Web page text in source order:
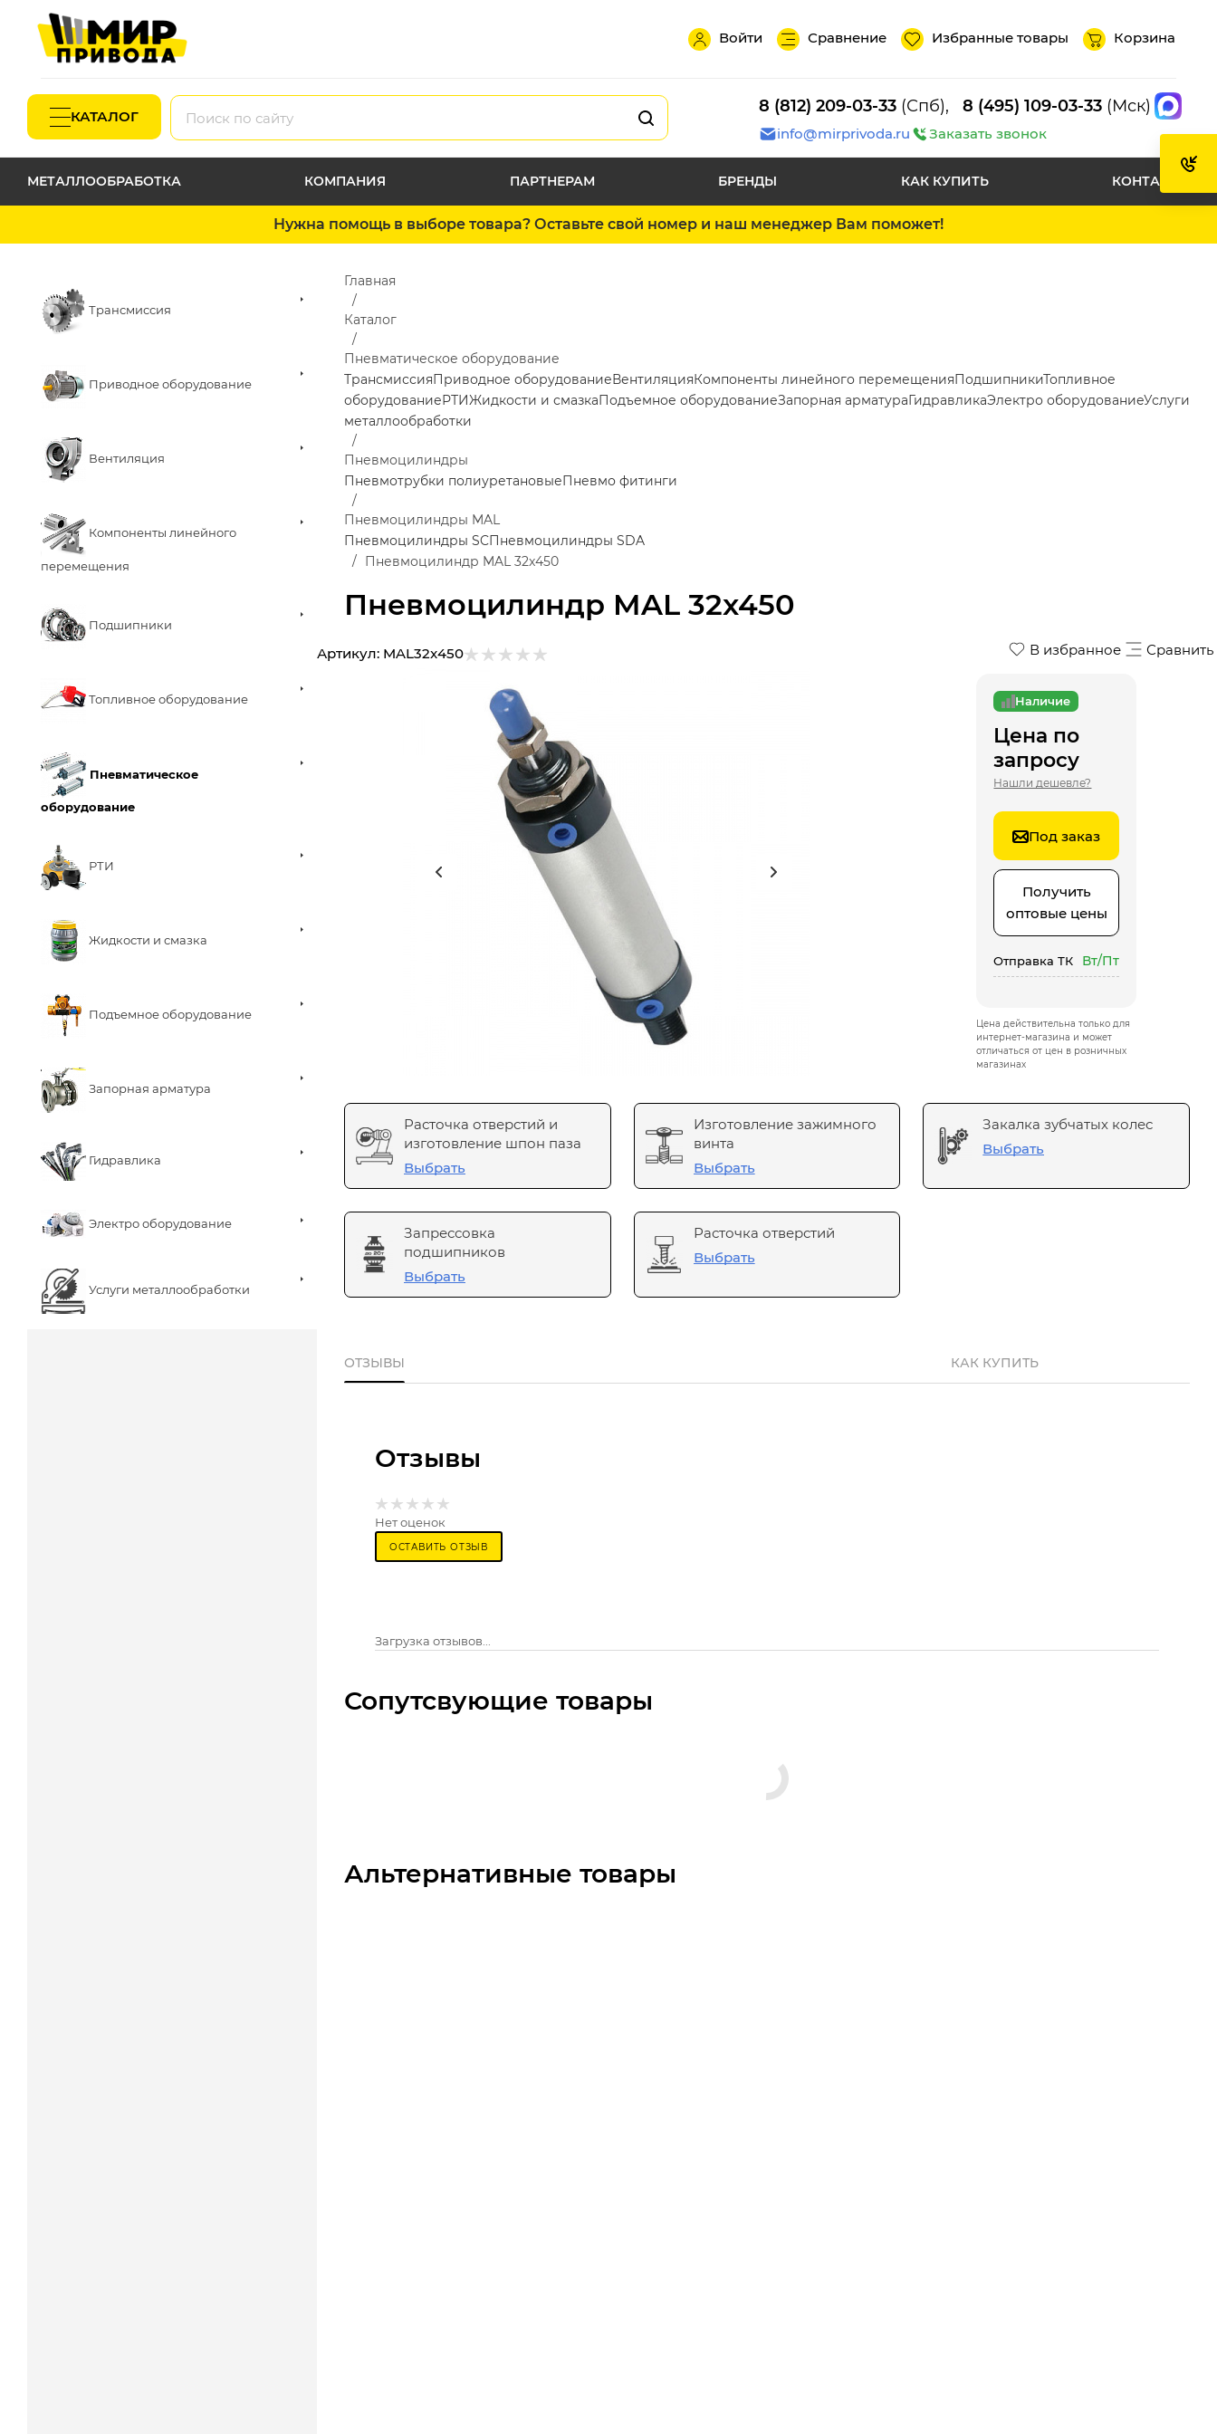
Войти Сравнение Избранные товары Корзина
КАТАЛОГ
8 (812) 209-03-33 (Спб), 8 (495) 109-03-33 (Мск)
info@mirprivoda.ru Заказать звонок
МЕТАЛЛООБРАБОТКА КОМПАНИЯ ПАРТНЕРАМ БРЕНДЫ КАК КУПИТЬ КОНТАКТЫ
Нужна помощь в выборе товара? Оставьте свой номер и наш менеджер Вам поможет!
Трансмиссия
Приводное оборудование
Вентиляция
Компоненты линейного
перемещения
Подшипники
Топливное оборудование
Пневматическое
оборудование
РТИ
Жидкости и смазка
Подъемное оборудование
Запорная арматура
Гидравлика
Электро оборудование
Услуги металлообработки
Пневмоцилиндр MAL 32x450
Главная
Каталог
Пневматическое оборудование
ТрансмиссияПриводное оборудованиеВентиляцияКомпоненты линейного перемещенияПодшипникиТопливное
оборудованиеРТИЖидкости и смазкаПодъемное оборудованиеЗапорная арматураГидравликаЭлектро оборудованиеУслуги
металлообработки
Пневмоцилиндры
Пневмотрубки полиуретановыеПневмо фитинги
Пневмоцилиндры MAL
Пневмоцилиндры SCПневмоцилиндры SDA
Пневмоцилиндр MAL 32x450
В избранное Сравнить
Артикул: MAL32x450
Наличие
Цена по
запросу
Нашли дешевле?
Под заказ
Получить
оптовые цены
Отправка ТК Вт/Пт
Цена действительна только для
интернет-магазина и может
отличаться от цен в розничных
магазинах
Расточка отверстий и
изготовление шпон паза
Выбрать
Изготовление зажимного
винта
Выбрать
Закалка зубчатых колес
Выбрать
Запрессовка
подшипников
Выбрать
Расточка отверстий
Выбрать
ОТЗЫВЫ КАК КУПИТЬ
Отзывы
Нет оценок
ОСТАВИТЬ ОТЗЫВ
Загрузка отзывов...
Сопутсвующие товары
Альтернативные товары